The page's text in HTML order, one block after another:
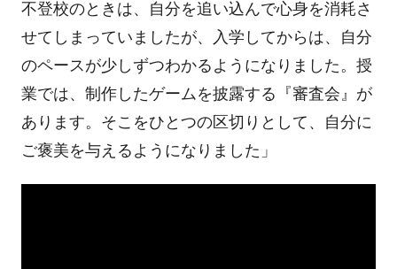
不登校のときは、自分を追い込んで心身を消耗さ
せてしまっていましたが、入学してからは、自分
のペースが少しずつわかるようになりました。授
業では、制作したゲームを披露する『審査会』が
あります。そこをひとつの区切りとして、自分に
ご褒美を与えるようになりました」